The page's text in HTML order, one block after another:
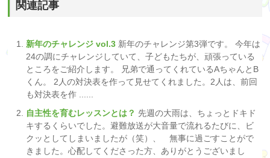
関連記事
新年のチャレンジ vol.3 新年のチャレンジ第3弾です。 今年は
24の調にチャレンジしていて、子どもたちが、頑張っている
ところをご紹介します。 兄弟で通ってくれているAちゃんとB
くん。 2人の対決表を作って見せてくれました。2人は、前回
も対決表を作 ......
自主性を育むレッスンとは？ 先週の大雨は、ちょっとドキド
キするくらいでした。避難放送が大音量で流れるたびに、ビ
クッとしてしまいましたが（笑）、 無事に過ごすことがで
きました。心配してくださった方、ありがとうございまし